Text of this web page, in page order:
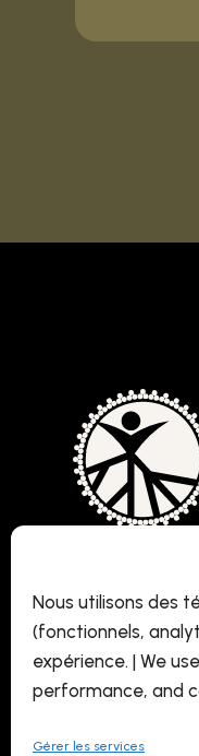
Nous utilisons des
(fonctionnels,
expérience. | We
performance, and
Gérer les services